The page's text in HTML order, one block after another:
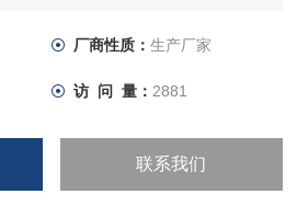
厂商性质： 生产厂家
访 问 量： 2881
联系我们